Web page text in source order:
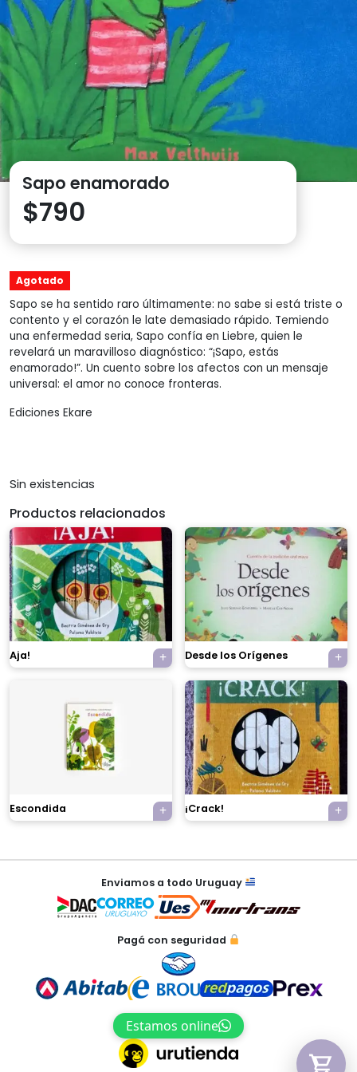
Sapo enamorado
$790
Agotado
Sapo se ha sentido raro últimamente: no sabe si está triste o
contento y el corazón le late demasiado rápido. Temiendo
una enfermedad seria, Sapo confía en Liebre, quien le
revelará un maravilloso diagnóstico: “¡Sapo, estás
enamorado!”. Un cuento sobre los afectos con un mensaje
universal: el amor no conoce fronteras.
Ediciones Ekare
Sin existencias
Productos relacionados
Aja! Desde los Orígenes
Escondida ¡Crack!
Enviamos a todo Uruguay
Pagá con seguridad
Estamos online
×
Tu carrito está vacío.
automáticamente.